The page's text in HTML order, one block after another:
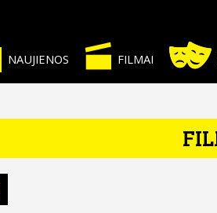
FILMAI
NAUJIENOS